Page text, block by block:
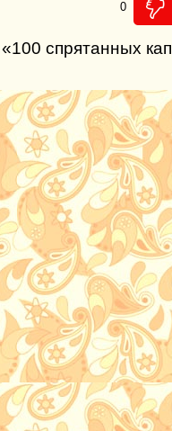
0
спрятанных